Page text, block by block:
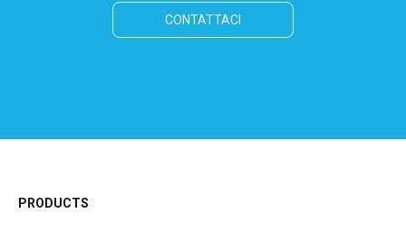
CONTATTACI
PRODUCTS